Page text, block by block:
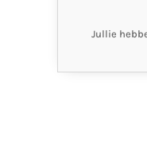
Jullie